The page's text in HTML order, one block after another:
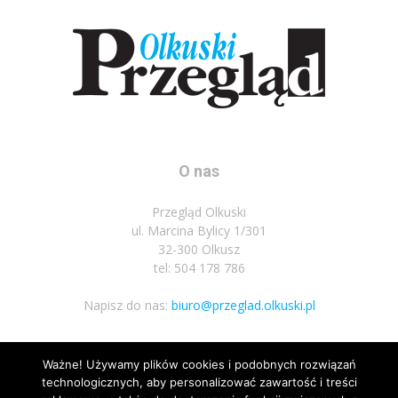
O nas
Przegląd Olkuski
ul. Marcina Bylicy 1/301
32-300 Olkusz
tel: 504 178 786
Napisz do nas: biuro@przeglad.olkuski.pl
Podążaj za nami
Ważne! Używamy plików cookies i podobnych rozwiązań
technologicznych, aby personalizować zawartość i treści